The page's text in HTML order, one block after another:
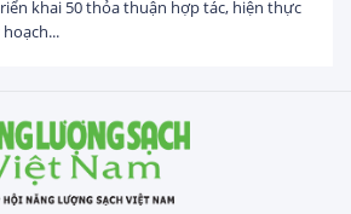
Tổng vốn FDI đăng ký vào Việt Nam đạt gần 25
USD trong 5 tháng...